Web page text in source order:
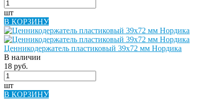
шт
В КОРЗИНУ
Ценникодержатель пластиковый 39х72 мм Нордика
В наличии
18 руб.
шт
В КОРЗИНУ